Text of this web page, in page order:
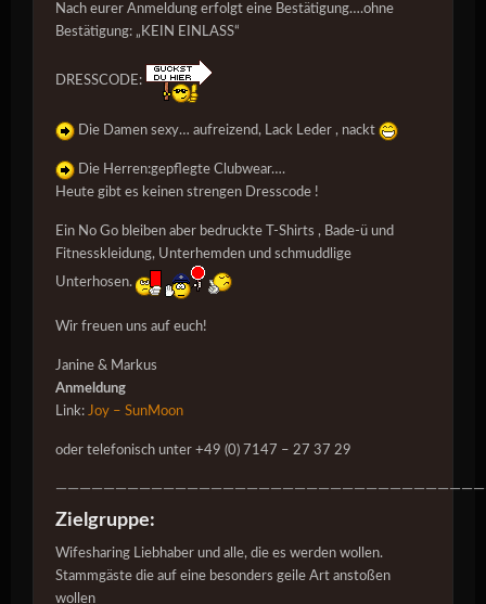
Nach eurer Anmeldung erfolgt eine Bestätigung….ohne
Bestätigung: „KEIN EINLASS“
DRESSCODE:
Die Damen sexy… aufreizend, Lack Leder , nackt
Die Herren:gepflegte Clubwear….
Heute gibt es keinen strengen Dresscode !
Ein No Go bleiben aber bedruckte T-Shirts , Bade-ü und
Fitnesskleidung, Unterhemden und schmuddlige
Unterhosen.
Wir freuen uns auf euch!
Janine & Markus
Anmeldung
Link: Joy – SunMoon
oder telefonisch unter +49 (0) 7147 – 27 37 29
Zielgruppe:
Wifesharing Liebhaber und alle, die es werden wollen.
Stammgäste die auf eine besonders geile Art anstoßen
wollen